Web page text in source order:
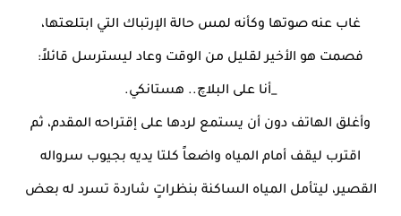
غاب عنه صوتها وكأنه لمس حالة الإرتباك التي ابتلعتها،
فصمت هو الأخير لقليل من الوقت وعاد ليسترسل قائلاً:
_أنا على البلاچ.. هستانكي.
وأغلق الهاتف دون أن يستمع لردها على إقتراحه المقدم، ثم
اقترب ليقف أمام المياه واضعاً كلتا يديه بجيوب سرواله
القصير، ليتأمل المياه الساكنة بنظراتٍ شاردة تسرد له بعض